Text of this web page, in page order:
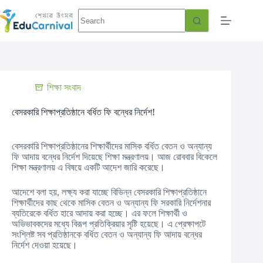
শিক্ষা সংবাদ
বেসরকারি শিক্ষাপ্রতিষ্ঠানে বর্ধিত ফি বন্ধের নির্দেশ!
বেসরকারি শিক্ষাপ্রতিষ্ঠানের শিক্ষার্থীদের মাসিক বর্ধিত বেতন ও অন্যান্য
ফি আদায় বন্ধের নির্দেশ দিয়েছে শিক্ষা মন্ত্রণালয়। আজ রোববার বিকেলে
শিক্ষা মন্ত্রণালয় এ বিষয়ে একটি আদেশ জারি করেছে।
আদেশে বলা হয়, লক্ষ্য করা যাচ্ছে বিভিন্ন বেসরকারি শিক্ষাপ্রতিষ্ঠানে
শিক্ষার্থীদের কাছ থেকে মাসিক বেতন ও অন্যান্য ফি সরকারি নির্দেশনার
ব্যতিরেকে বর্ধিত হারে আদায় করা হচ্ছে। এর ফলে শিক্ষার্থী ও
অভিভাবকদের মধ্যে বিরূপ প্রতিক্রিয়ার সৃষ্টি হয়েছে। এ প্রেক্ষাপটে
সংশ্লিষ্ট সব প্রতিষ্ঠানকে বর্ধিত বেতন ও অন্যান্য ফি আদায় বন্ধের
নির্দেশ দেওয়া হয়েছে।